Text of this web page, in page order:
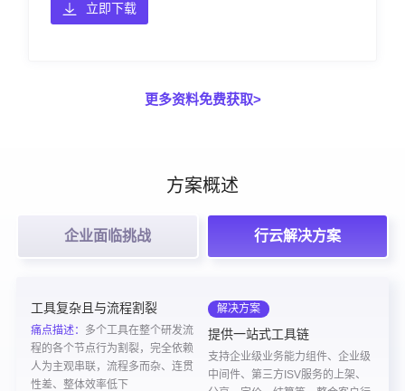
立即下载
更多资料免费获取>
方案概述
企业面临挑战 行云解决方案
工具复杂且与流程割裂
痛点描述： 多个工具在整个研发流
程的各个节点行为割裂，完全依赖
人为主观串联，流程多而杂、连贯
性差、整体效率低下
解决方案
提供一站式工具链
支持企业级业务能力组件、企业级
中间件、第三方ISV服务的上架、